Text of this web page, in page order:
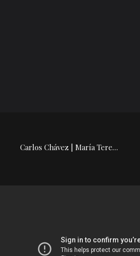
Carlos Chávez | María Teresa Rodríguez: Conferencia Concierto